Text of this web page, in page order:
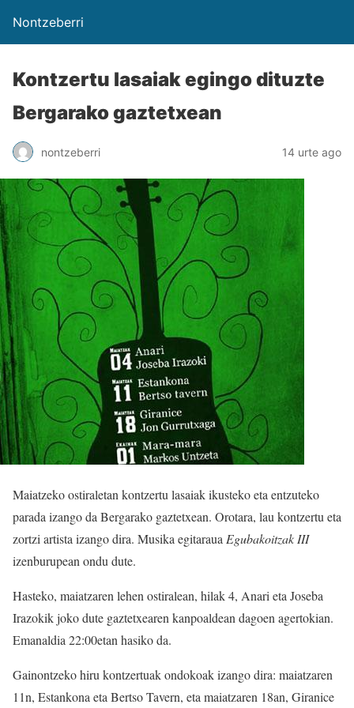
Nontzeberri
Kontzertu lasaiak egingo dituzte
Bergarako gaztetxean
nontzeberri 14 urte ago
Maiatzeko ostiraletan kontzertu lasaiak ikusteko eta entzuteko
parada izango da Bergarako gaztetxean. Orotara, lau kontzertu eta
zortzi artista izango dira. Musika egitaraua Egubakoitzak III
izenburupean ondu dute.
Hasteko, maiatzaren lehen ostiralean, hilak 4, Anari eta Joseba
Irazokik joko dute gaztetxearen kanpoaldean dagoen agertokian.
Emanaldia 22:00etan hasiko da.
Gainontzeko hiru kontzertuak ondokoak izango dira: maiatzaren
11n, Estankona eta Bertso Tavern, eta maiatzaren 18an, Giranice